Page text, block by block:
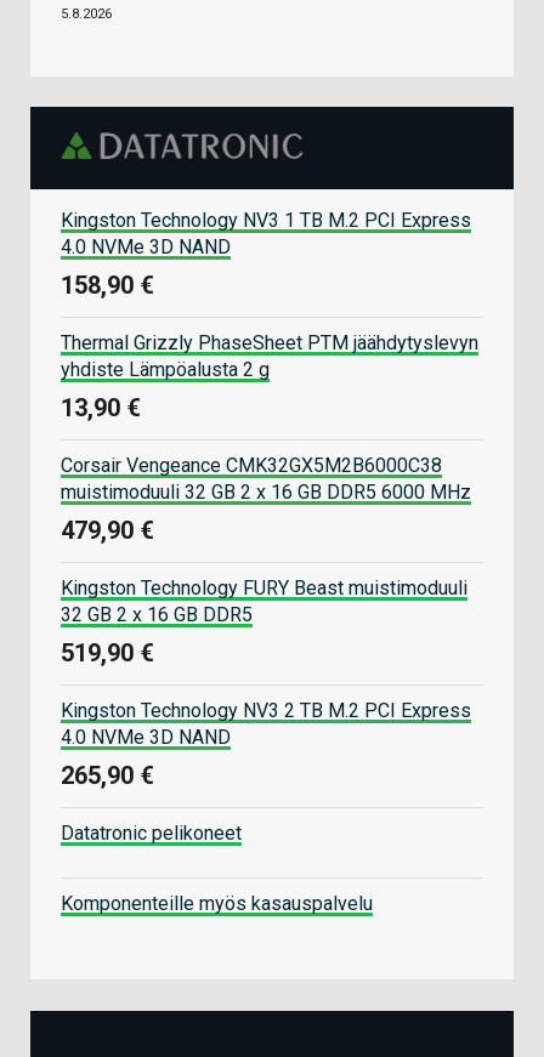
5.8.2026
Kingston Technology NV3 1 TB M.2 PCI Express
4.0 NVMe 3D NAND
158,90 €
Thermal Grizzly PhaseSheet PTM jäähdytyslevyn
yhdiste Lämpöalusta 2 g
13,90 €
Corsair Vengeance CMK32GX5M2B6000C38
muistimoduuli 32 GB 2 x 16 GB DDR5 6000 MHz
479,90 €
Kingston Technology FURY Beast muistimoduuli
32 GB 2 x 16 GB DDR5
519,90 €
Kingston Technology NV3 2 TB M.2 PCI Express
4.0 NVMe 3D NAND
265,90 €
Datatronic pelikoneet
Komponenteille myös kasauspalvelu